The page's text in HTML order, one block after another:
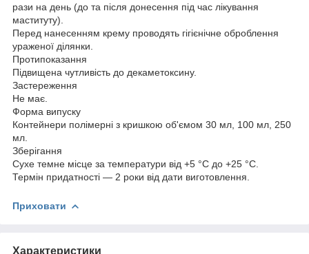
рази на день (до та після донесення під час лікування
маституту).
Перед нанесенням крему проводять гігієнічне оброблення
ураженої ділянки.
Протипоказання
Підвищена чутливість до декаметоксину.
Застереження
Не має.
Форма випуску
Контейнери полімерні з кришкою об'ємом 30 мл, 100 мл, 250
мл.
Зберігання
Сухе темне місце за температури від +5 °C до +25 °C.
Термін придатності — 2 роки від дати виготовлення.
Приховати
Характеристики